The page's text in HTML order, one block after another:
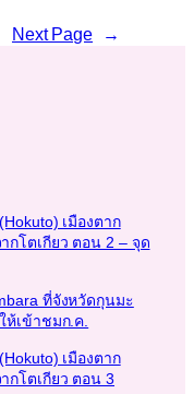
Next Page →
เมืองตาก
กโตเกียว ตอน 2 – จุด
ที่จังหวัดกุนมะ
ห้เข้าชมก.ค.
เมืองตาก
กโตเกียว ตอน 3